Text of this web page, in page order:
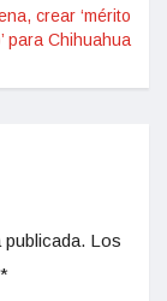
crear ‘mérito
para Chihuahua
Los
*